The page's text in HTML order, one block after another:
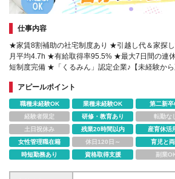
仕事内容
★家賃8割補助の社宅制度あり ★引越し代＆家探
月平均4.7h ★有給取得率95.5% ★最大7日間の連
短制度完備 ★「くるみん」認定企業♪【未経験から
アピールポイント
職種未経験OK 業種未経験OK 第二新卒
経験者限定
研修・教育あり 転勤な
土日祝休み
残業20時間以内 産育休活
女性管理職在籍
休日120日～ 育児と
時短勤務あり
資格取得支援 副業